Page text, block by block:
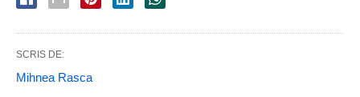
SCRIS DE:
Mihnea Rasca